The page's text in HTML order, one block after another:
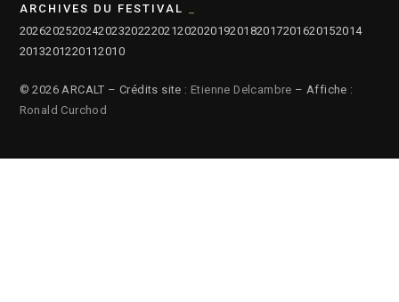
ARCHIVES DU FESTIVAL
2026202520242023202220212020201920182017201620152014
2013201220112010
© 2026 ARCALT – Crédits site : Etienne Delcambre – Affiche :
Ronald Curchod